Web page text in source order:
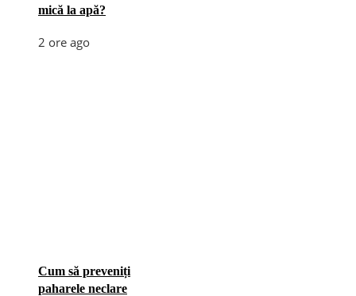
mică la apă?
2 ore ago
Cum să preveniți
paharele neclare